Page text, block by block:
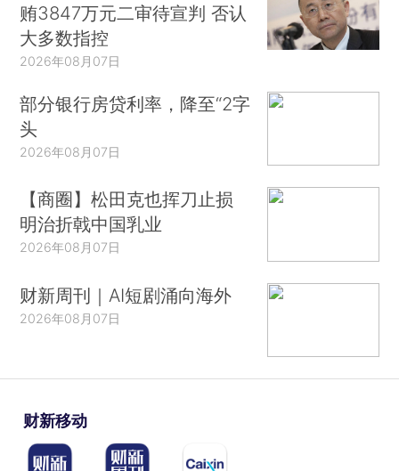
贿3847万元二审待宣判 否认
大多数指控
2026年08月07日
部分银行房贷利率，降至“2字
头
2026年08月07日
【商圈】松田克也挥刀止损
明治折戟中国乳业
2026年08月07日
财新周刊｜AI短剧涌向海外
2026年08月07日
财新移动